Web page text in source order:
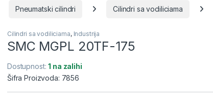
Pneumatski cilindri Cilindri sa vodiliciama
Cilindri sa vodiliciama, Industrija
SMC MGPL 20TF-175
Dostupnost:1 na zalihi
Šifra Proizvoda: 7856